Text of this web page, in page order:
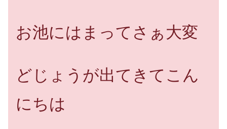
お池にはまってさぁ大変
どじょうが出てきてこん
にちは